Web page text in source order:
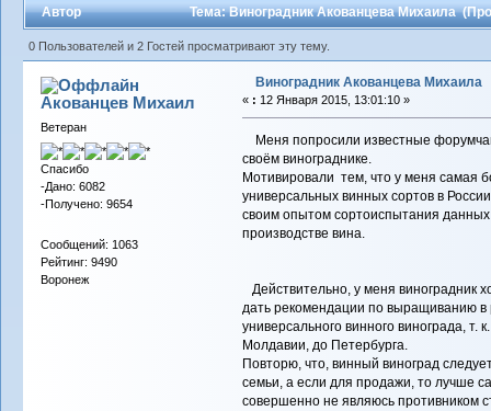
Автор Тема: Виноградник Акованцева Михаила
0 Пользователей и 2 Гостей просматривают эту тему.
Акованцев Михаил
Ветеран
Спасибо
-Дано: 6082
-Получено: 9654
Сообщений: 1063
Рейтинг: 9490
Воронеж
Виноградник Акованцева Михаила
« : 12 Января 2015, 13:01:10 »
Меня попросили известные
своём винограднике.
Мотивировали тем, что у меня самая
универсальных винных сортов в
своим опытом сортоиспытания данных
производстве вина.
Действительно, у меня виноградник
дать рекомендации по выращиванию в
универсального винного винограда,
Молдавии, до Петербурга.
Повторю, что, винный виноград
семьи, а если для продажи, то лучше
совершенно не являюсь противником